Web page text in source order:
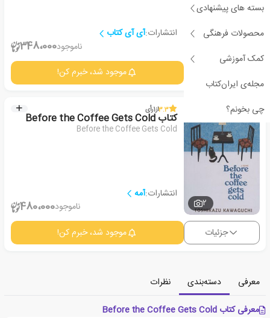
بسته های پیشنهادی
محصولات فرهنگی
کمک آموزشی
مجله‌ی ایران‌کتاب
چی بخونم؟
2
انتشارات:آی آی کتاب
ناموجود348،000
موجود شد، خبرم کن!
2
3.3از1رأی
کتاب Before the Coffee Gets Cold
Before the Coffee Gets Cold
انتشارات:آمه
ناموجود480،000
جزئیات موجود شد، خبرم کن!
معرفی دسته‌بندی
نظرات
معرفی کتاب Before the Coffee Gets Cold